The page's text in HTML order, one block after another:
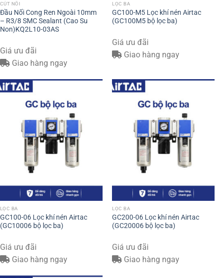
CÚT NỐI
Đầu Nối Cong Ren Ngoài 10mm
– R3/8 SMC Sealant (Cao Su
Non)KQ2L10-03AS
Giá ưu đãi
Giao hàng ngay
LỌC BA
GC100-M5 Lọc khí nén Airtac
(GC100M5 bộ lọc ba)
Giá ưu đãi
Giao hàng ngay
LỌC BA
GC100-06 Lọc khí nén Airtac
(GC10006 bộ lọc ba)
Giá ưu đãi
Giao hàng ngay
LỌC BA
GC200-06 Lọc khí nén Airtac
(GC20006 bộ lọc ba)
Giá ưu đãi
Giao hàng ngay